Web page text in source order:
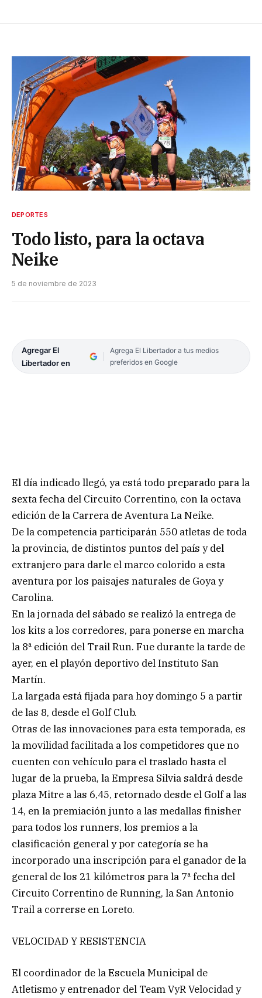
DEPORTES
Todo listo, para la octava
Neike
5 de noviembre de 2023
Agregar El
Libertador en
Agrega El Libertador a tus medios
preferidos en Google
El día indicado llegó, ya está todo preparado para la
sexta fecha del Circuito Correntino, con la octava
edición de la Carrera de Aventura La Neike.
De la competencia participarán 550 atletas de toda
la provincia, de distintos puntos del país y del
extranjero para darle el marco colorido a esta
aventura por los paisajes naturales de Goya y
Carolina.
En la jornada del sábado se realizó la entrega de
los kits a los corredores, para ponerse en marcha
la 8ª edición del Trail Run. Fue durante la tarde de
ayer, en el playón deportivo del Instituto San
Martín.
La largada está fijada para hoy domingo 5 a partir
de las 8, desde el Golf Club.
Otras de las innovaciones para esta temporada, es
la movilidad facilitada a los competidores que no
cuenten con vehículo para el traslado hasta el
lugar de la prueba, la Empresa Silvia saldrá desde
plaza Mitre a las 6,45, retornado desde el Golf a las
14, en la premiación junto a las medallas finisher
para todos los runners, los premios a la
clasificación general y por categoría se ha
incorporado una inscripción para el ganador de la
general de los 21 kilómetros para la 7ª fecha del
Circuito Correntino de Running, la San Antonio
Trail a correrse en Loreto.
VELOCIDAD Y RESISTENCIA
El coordinador de la Escuela Municipal de
Atletismo y entrenador del Team VyR Velocidad y